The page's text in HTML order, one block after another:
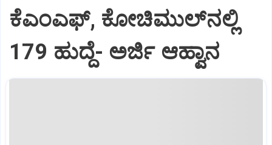
ಕೆಎಂಎಫ್‌, ಕೋಚಿಮುಲ್‌ನಲ್ಲಿ
179 ಹುದ್ದೆ- ಅರ್ಜಿ ಆಹ್ವಾನ